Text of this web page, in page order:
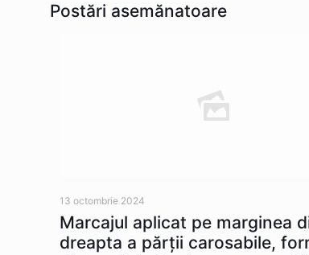
Postări asemănatoare
13 octombrie 2024
Marcajul aplicat pe marginea
dreapta a părţii carosabile,